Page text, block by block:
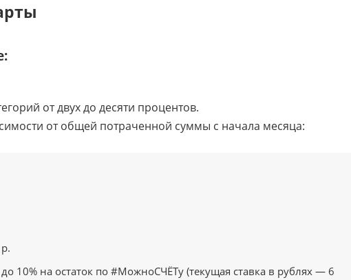
от двух до десяти процентов.
от общей потраченной суммы с начала месяца:
10% на остаток по #МожноСЧЁТу (текущая ставка в рублях — 6